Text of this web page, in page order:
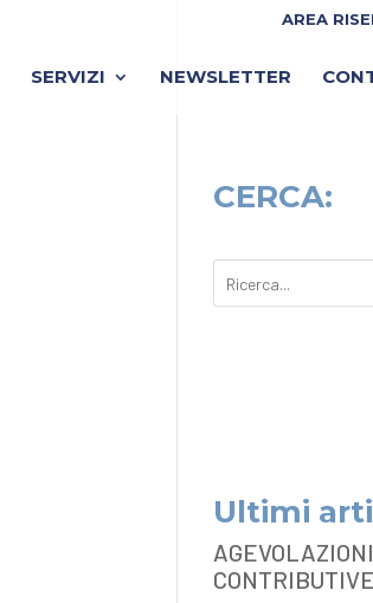
AREA
SERVIZI NEWSLETTER
CERCA:
Ultimi
AGEVOLAZIONI
CONTRIBUTIVE